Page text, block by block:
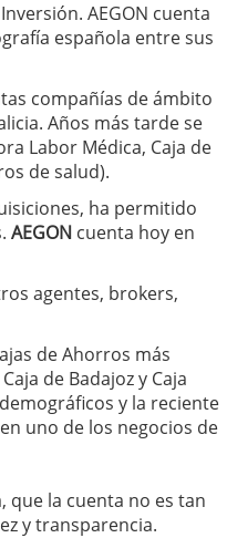
AEGON cuenta
española entre sus
compañías de ámbito
Años más tarde se
Labor Médica, Caja de
de salud).
ha permitido
AEGON cuenta hoy en
agentes, brokers,
de Ahorros más
de Badajoz y Caja
y la reciente
uno de los negocios de
que la cuenta no es tan
y transparencia.